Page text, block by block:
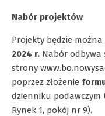
Nabór projektów
Projekty będzie można
2024 r. Nabór odbywa
strony
poprzez złożenie
dzienniku podawczym
Rynek 1, pokój nr 9).